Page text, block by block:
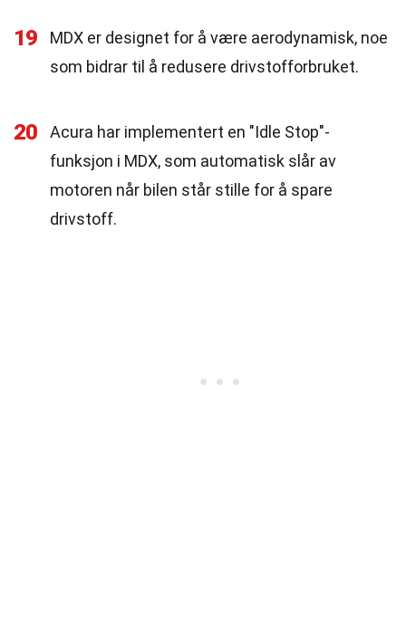
19
MDX er designet for å være aerodynamisk, noe
som bidrar til å redusere drivstofforbruket.
20
Acura har implementert en "Idle Stop"-
funksjon i MDX, som automatisk slår av
motoren når bilen står stille for å spare
drivstoff.